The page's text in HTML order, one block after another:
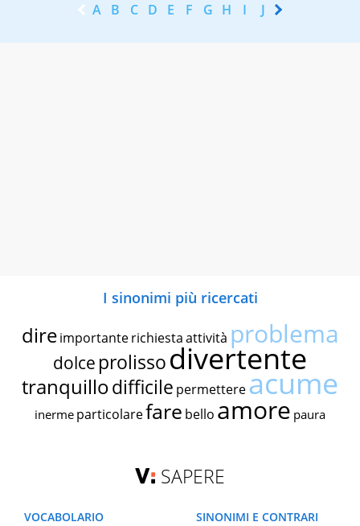
A B C D E F G H I J K
I sinonimi più ricercati
dire importante richiestaattività problema
dolce prolissodivertente
tranquillodifficile permettereacume
inerme particolarefare bello amore paura
SAPERE
VOCABOLARIO
SINONIMI E CONTRARI